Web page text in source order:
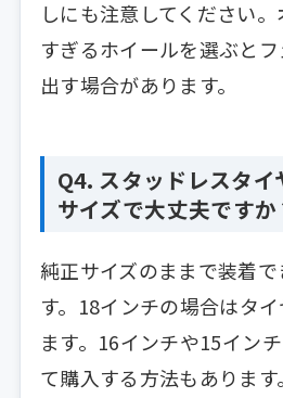
しにも注意してください
すぎるホイールを選ぶと
出す場合があります。
Q4. スタッドレスタイ
サイズで大丈夫ですか
純正サイズのままで装着
す。18インチの場合はタ
ます。16インチや15イン
て購入する方法もありま